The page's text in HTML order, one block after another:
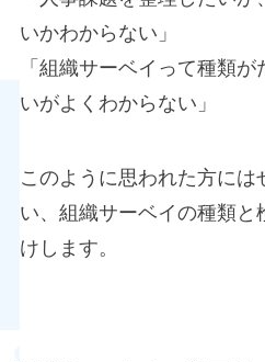
いかわからない」
「組織サーベイって種類
いがよくわからない」
このように思われた方には
い、組織サーベイの種類と
けします。